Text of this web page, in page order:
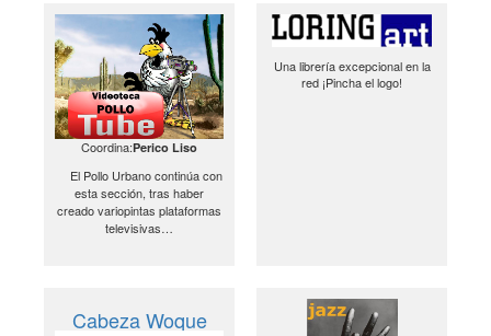
Coordina:Perico Liso
El Pollo Urbano continúa con
esta sección, tras haber
creado variopintas plataformas
televisivas…
Una librería excepcional en la
red ¡Pincha el logo!
Cabeza Woque